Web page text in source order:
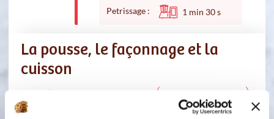
Petrissage : 1 min 30s
La pousse, le façonnage et la
cuisson
Ingredients